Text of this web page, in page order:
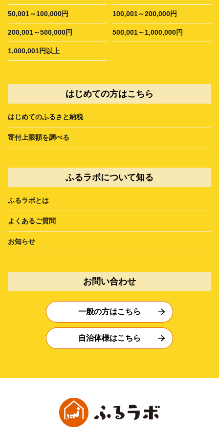
50,001～100,000円 100,001～200,000円
200,001～500,000円 500,001～1,000,000円
1,000,001円以上
はじめての方はこちら
はじめてのふるさと納税
寄付上限額を調べる
ふるラボについて知る
ふるラボとは
よくあるご質問
お知らせ
お問い合わせ
一般の方はこちら
自治体様はこちら